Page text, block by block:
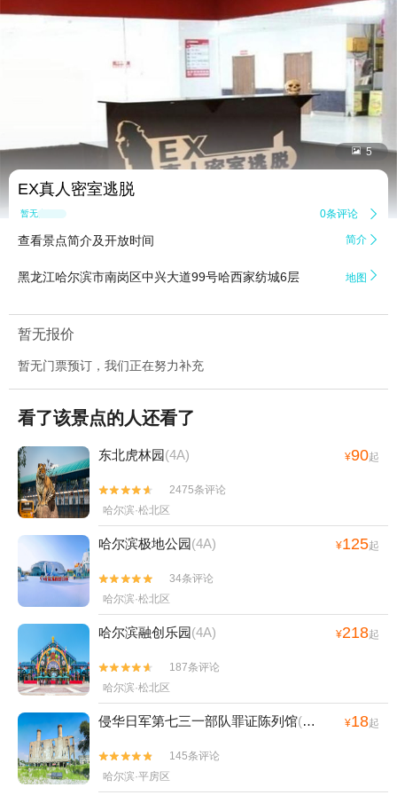
 5
EX真人密室逃脱
暂无点评 0条评论 
查看景点简介及开放时间 简介 
黑龙江哈尔滨市南岗区中兴大道99号哈西家纺城6层 地图 
暂无报价
暂无门票预订，我们正在努力补充
看了该景点的人还看了
东北虎林园(4A) ¥90起


2475条评论
哈尔滨·松北区
哈尔滨极地公园(4A) ¥125起


34条评论
哈尔滨·松北区
哈尔滨融创乐园(4A) ¥218起


187条评论
哈尔滨·松北区
侵华日军第七三一部队罪证陈列馆(4A) ¥18起


145条评论
哈尔滨·平房区
